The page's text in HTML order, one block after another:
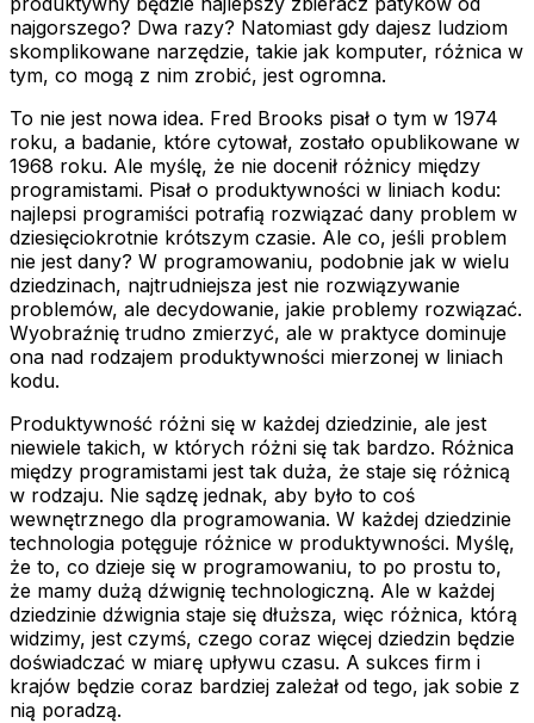
najgorszego? Dwa razy? Natomiast gdy dajesz ludziom
skomplikowane narzędzie, takie jak komputer, różnica w
tym, co mogą z nim zrobić, jest ogromna.
To nie jest nowa idea. Fred Brooks pisał o tym w 1974
roku, a badanie, które cytował, zostało opublikowane w
1968 roku. Ale myślę, że nie docenił różnicy między
programistami. Pisał o produktywności w liniach kodu:
najlepsi programiści potrafią rozwiązać dany problem w
dziesięciokrotnie krótszym czasie. Ale co, jeśli problem
nie jest dany? W programowaniu, podobnie jak w wielu
dziedzinach, najtrudniejsza jest nie rozwiązywanie
problemów, ale decydowanie, jakie problemy rozwiązać.
Wyobraźnię trudno zmierzyć, ale w praktyce dominuje
ona nad rodzajem produktywności mierzonej w liniach
kodu.
Produktywność różni się w każdej dziedzinie, ale jest
niewiele takich, w których różni się tak bardzo. Różnica
między programistami jest tak duża, że staje się różnicą
w rodzaju. Nie sądzę jednak, aby było to coś
wewnętrznego dla programowania. W każdej dziedzinie
technologia potęguje różnice w produktywności. Myślę,
że to, co dzieje się w programowaniu, to po prostu to,
że mamy dużą dźwignię technologiczną. Ale w każdej
dziedzinie dźwignia staje się dłuższa, więc różnica, którą
widzimy, jest czymś, czego coraz więcej dziedzin będzie
doświadczać w miarę upływu czasu. A sukces firm i
krajów będzie coraz bardziej zależał od tego, jak sobie z
nią poradzą.